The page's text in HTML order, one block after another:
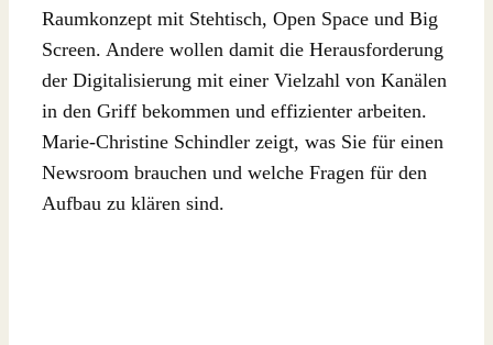
Raumkonzept mit Stehtisch, Open Space und Big
Screen. Andere wollen damit die Herausforderung
der Digitalisierung mit einer Vielzahl von Kanälen
in den Griff bekommen und effizienter arbeiten.
Marie-Christine Schindler zeigt, was Sie für einen
Newsroom brauchen und welche Fragen für den
Aufbau zu klären sind.